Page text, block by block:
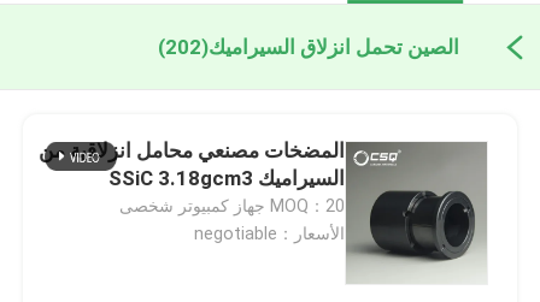
الصين تحمل انزلاق السيراميك(202)
المضخات مصنعي محامل انزلاقية من
السيراميك SSiC 3.18gcm3
MOQ：20 جهاز كمبيوتر شخصى
الأسعار：negotiable